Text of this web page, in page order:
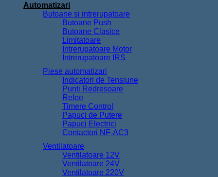
Automatizari
Butoane si intrerupatoare
Butoane Push
Butoane Clasice
Limitatoare
Intrerupatoare Motor
Intrerupatoare IRS
Piese automatizari
Indicatori de Tensiune
Punti Redresoare
Relee
Timere Control
Papuci de Putere
Papuci Electrici
Contactori NF-AC3
Ventilatoare
Ventilatoare 12V
Ventilatoare 24V
Ventilatoare 220V